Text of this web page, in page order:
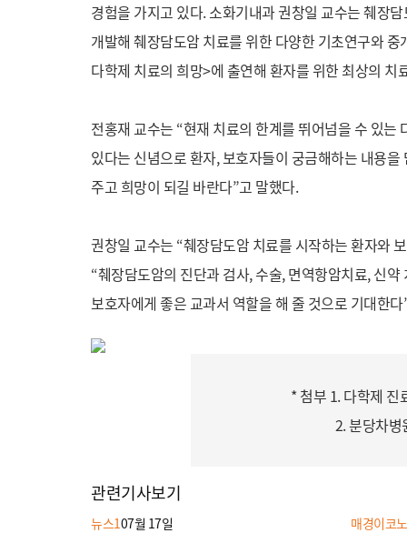
경험을 가지고 있다. 소화기내과 권창일 교수는 췌장
개발해 췌장담도암 치료를 위한 다양한 기초연구와
다학제 치료의 희망>에 출연해 환자를 위한 최상의
전홍재 교수는 “현재 치료의 한계를 뛰어넘을 수 있
있다는 신념으로 환자, 보호자들이 궁금해하는 내용
주고 희망이 되길 바란다”고 말했다.
권창일 교수는 “췌장담도암 치료를 시작하는 환자와
“췌장담도암의 진단과 검사, 수술, 면역항암치료, 신
보호자에게 좋은 교과서 역할을 해 줄 것으로 기대한
* 첨부 1. 다학제 진
2. 분당차병
관련기사보기
뉴스107월 17일
매경이코